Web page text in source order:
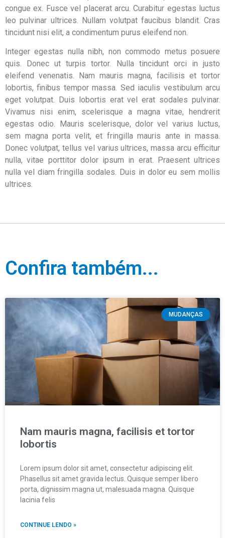
congue ex. Fusce vel placerat arcu. Curabitur egestas luctus
leo pulvinar ultrices. Nullam volutpat faucibus blandit. Cras
tincidunt nisi elit, a condimentum purus eleifend non.
Integer egestas nulla nibh, non commodo metus posuere
quis. Donec ut turpis tortor. Nulla tincidunt orci in justo
eleifend venenatis. Nam mauris magna, facilisis et tortor
lobortis, finibus tempor massa. Sed iaculis vestibulum arcu
eget volutpat. Duis lobortis erat vel erat sodales pulvinar.
Vivamus nisi enim, scelerisque a magna vitae, hendrerit
egestas odio. Mauris scelerisque, dolor vel varius luctus,
sem magna porta velit, et fringilla mauris ante in massa.
Donec volutpat, tellus vel varius ultrices, massa arcu efficitur
nulla, vitae porttitor dolor ipsum in erat. Praesent ultrices
nulla vel diam fringilla sodales. Duis in dolor eu sem mollis
ultrices.
Confira também...
MUDANÇAS
Nam mauris magna, facilisis et tortor
lobortis
Lorem ipsum dolor sit amet, consectetur adipiscing elit.
Phasellus sit amet gravida lectus. Quisque semper libero
porta, dignissim magna ut, malesuada magna. Quisque
lacinia felis
CONTINUE LENDO »